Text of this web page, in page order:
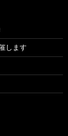
します